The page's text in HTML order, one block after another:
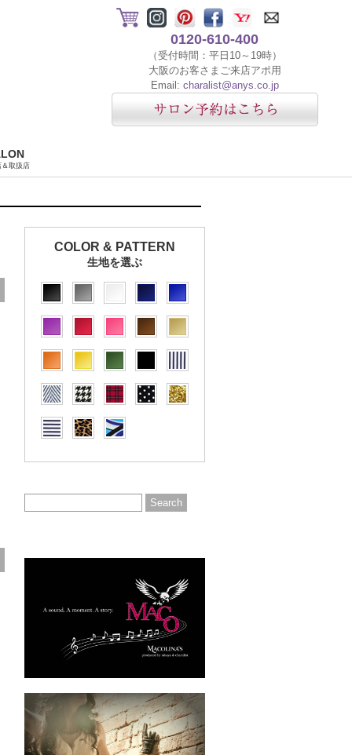
0120-610-400
（受付時間：平日10～19時）
大阪のお客さまご来店アポ用
Email: charalist@anys.co.jp
＆取扱店
COLOR & PATTERN
生地を選ぶ